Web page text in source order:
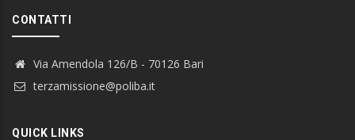
CONTATTI
Via Amendola 126/B - 70126 Bari
terzamissione@poliba.it
QUICK LINKS